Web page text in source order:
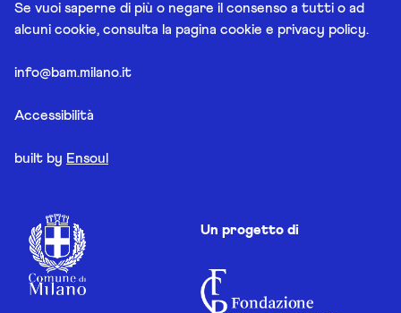
Se vuoi saperne di più o negare il consenso a tutti o ad
alcuni cookie, consulta la pagina cookie e privacy policy.
info@bam.milano.it
Accessibilità
built by Ensoul
Un progetto di